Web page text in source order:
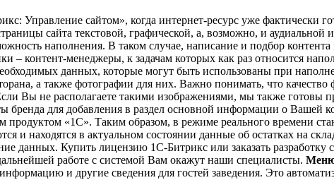
Управление сайтом», когда интернет-ресурс уже фактически
сайта текстовой, графической, а, возможно, и
наполнения. В таком случае, написание и подбор
– контент-менеджеры, к задачам которых как раз относится
данных, которые могут быть использованы при
а также фотографии для них. Важно понимать, что
Вы не располагаете такими изображениями, мы также готовы
бренда для добавления в раздел основной информации о
«1С». Таким образом, в режиме реального времени
и находятся в актуальном состоянии данные об остатках на
данных. Купить лицензию 1С-Битрикс или заказать
работе с системой Вам окажут наши специалисты.
и другие сведения для гостей заведения. Это